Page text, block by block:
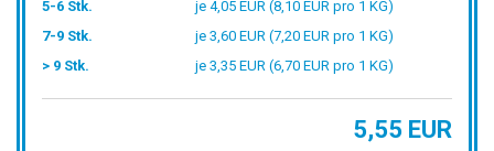
5-6 Stk.
je 4,05 EUR (8,10 EUR pro 1 KG)
7-9 Stk.
je 3,60 EUR (7,20 EUR pro 1 KG)
> 9 Stk.
je 3,35 EUR (6,70 EUR pro 1 KG)
5,55 EUR